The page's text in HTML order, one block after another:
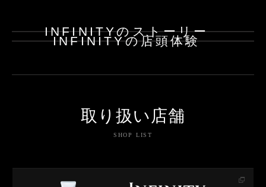
INFINITYのストーリー
INFINITYの店頭体験
取り扱い店舗
SHOP LIST